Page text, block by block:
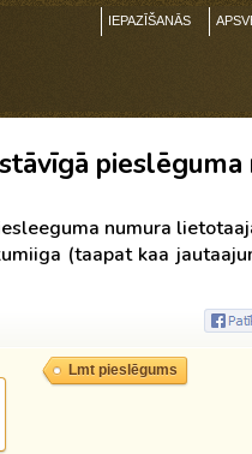
IEPAZĪŠANĀS
numura
(taapat kaa
Lmt pieslēgums